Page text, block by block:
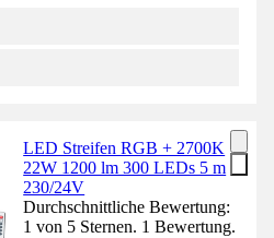
LED Streifen RGB + 2700K
22W 1200 lm 300 LEDs 5 m
230/24V
Durchschnittliche Bewertung:
1 von 5 Sternen. 1 Bewertung.